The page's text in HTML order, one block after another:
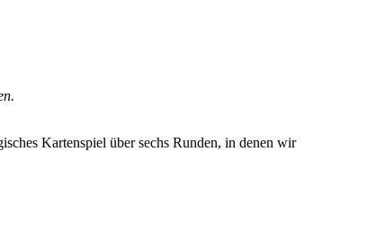
Kartenspiel über sechs Runden, in denen wir